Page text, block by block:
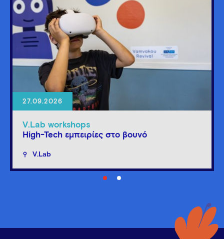
27.09.2026
V.Lab workshops
High-Tech εμπειρίες στο βουνό
V.Lab